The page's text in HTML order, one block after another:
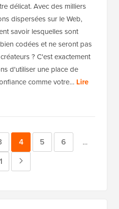
délicat. Avec des milliers
dispersées sur le Web,
savoir lesquelles sont
codées et ne seront pas
? C'est exactement
d'utiliser une place de
comme votre… Lire
Page
4 Page
5 Page
6
Pages
…